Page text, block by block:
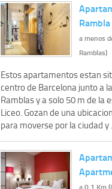
Rambla
a menos
Ramblas)
Estos apartamentos estan
centro de Barcelona junto a
Ramblas y a solo 50 m de la
Liceo. Gozan de una
para moverse por la ciudad y ...
a 0.1 Km